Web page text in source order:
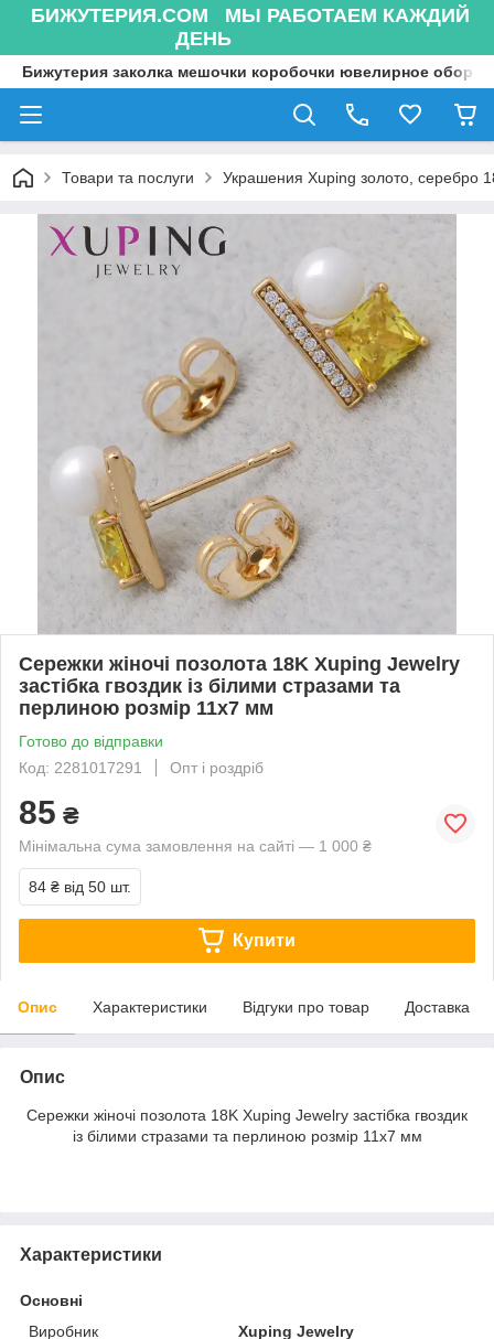
БИЖУТЕРИЯ.COM МЫ РАБОТАЕМ КАЖДИЙ
ДЕНЬ
Бижутерия заколка мешочки коробочки ювелирное
Товари та послуги Украшения Xuping золото, серебро
Сережки жіночі позолота 18K Xuping Jewelry
застібка гвоздик із білими стразами та
перлиною розмір 11х7 мм
Готово до відправки
Код: 2281017291
Опт і роздріб
85 ₴
Мінімальна сума замовлення на сайті — 1 000 ₴
84 ₴ від 50 шт.
Купити
Опис Характеристики Відгуки про товар Доставка
Опис
Сережки жіночі позолота 18K Xuping Jewelry застібка гвоздик
із білими стразами та перлиною розмір 11х7 мм
Характеристики
Основні
Виробник
Xuping Jewelry